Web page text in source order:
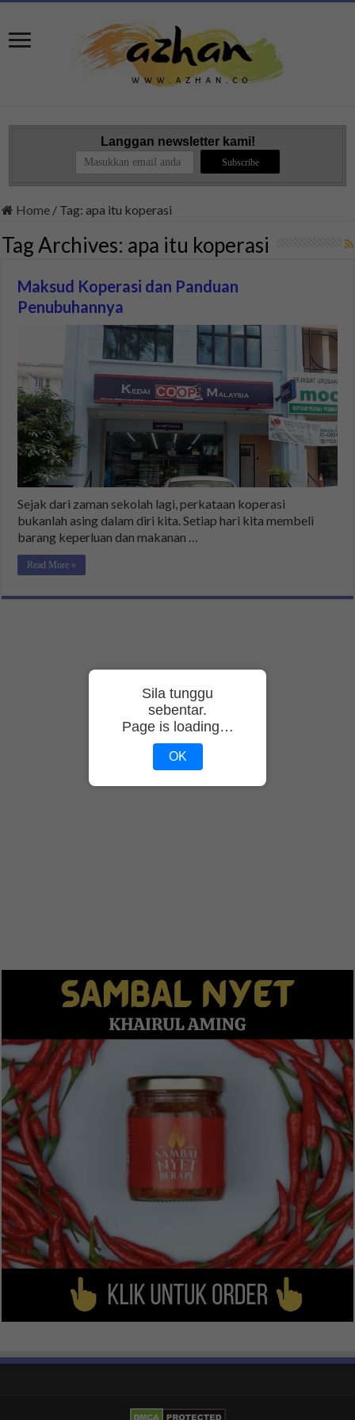
Langgan newsletter kami!
Home / Tag:apa itu koperasi
Tag Archives: apa itu koperasi
Maksud Koperasi dan Panduan
Penubuhannya
Sejak dari zaman sekolah lagi, perkataan koperasi
bukanlah asing dalam diri kita. Setiap hari kita membeli
barang keperluan dan makanan …
Read More »
Sila tunggu
sebentar.
Page is loading…
OK